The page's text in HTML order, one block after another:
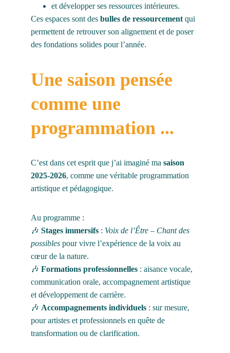
et développer ses ressources intérieures.
Ces espaces sont des bulles de ressourcement qui
permettent de retrouver son alignement et de poser
des fondations solides pour l’année.
Une saison pensée
comme une
programmation ...
C’est dans cet esprit que j’ai imaginé ma saison
2025-2026, comme une véritable programmation
artistique et pédagogique.
Au programme :
🎶 Stages immersifs : Voix de l’Être – Chant des
possibles pour vivre l’expérience de la voix au
cœur de la nature.
🎶 Formations professionnelles : aisance vocale,
communication orale, accompagnement artistique
et développement de carrière.
🎶 Accompagnements individuels : sur mesure,
pour artistes et professionnels en quête de
transformation ou de clarification.